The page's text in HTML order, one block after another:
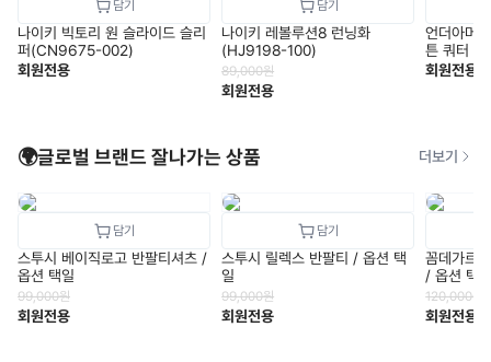
나이키 빅토리 원 슬라이드 슬리
퍼(CN9675-002)
회원전용
나이키 레볼루션8 런닝화
(HJ9198-100)
89,000원
회원전용
언더아머
튼 쿼터
3켤레
회원전용
🌍글로벌 브랜드 잘나가는 상품 더보기
스투시 베이직로고 반팔티셔츠 /
옵션 택일
99,000원
회원전용
스투시 릴렉스 반팔티 / 옵션 택
일
99,000원
회원전용
꼼데가르
/ 옵션 택
120,000원
회원전용